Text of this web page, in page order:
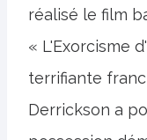
réalisé le film
« L'Exorcisme
terrifiante
Derrickson a